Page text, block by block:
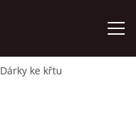
Dárky ke křtu